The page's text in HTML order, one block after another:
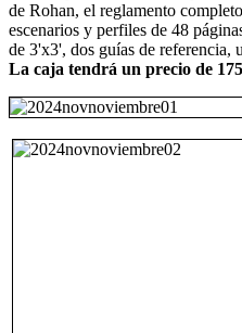
de Rohan, el reglamento
escenarios y perfiles de 48
de 3'x3', dos guías de referencia,
La caja tendrá un precio de